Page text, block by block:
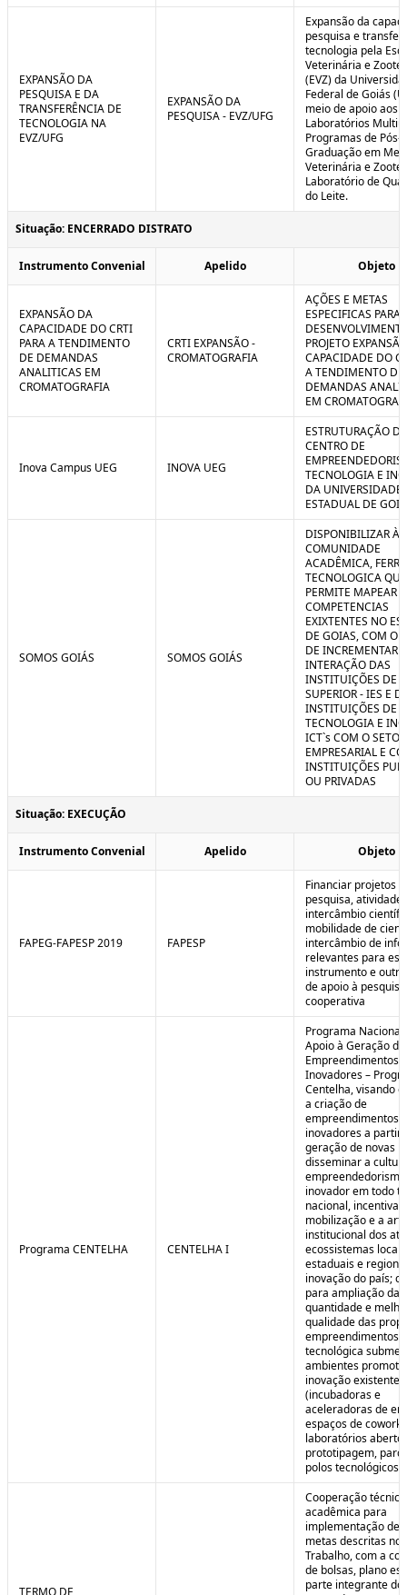
EXPANSÃO DA
PESQUISA E DA
TRANSFERÊNCIA DE
TECNOLOGIA NA
EVZ/UFG
EXPANSÃO DA
PESQUISA - EVZ/UFG
Expansão da
pesquisa e
tecnologia pela
Veterinária e
(EVZ) da
Federal de Goiás
meio de apoio aos
Laboratórios
Programas de Pós-
Graduação em
Veterinária e
Laboratório de
do Leite.
Situação: ENCERRADO DISTRATO
Instrumento Convenial Apelido Objeto
EXPANSÃO DA
CAPACIDADE DO CRTI
PARA A TENDIMENTO
DE DEMANDAS
ANALITICAS EM
CROMATOGRAFIA
CRTI EXPANSÃO -
CROMATOGRAFIA
AÇÕES E METAS
ESPECIFICAS PARA
PROJETO
CAPACIDADE DO
A TENDIMENTO DE
DEMANDAS
EM
Inova Campus UEG INOVA UEG
ESTRUTURAÇÃO
CENTRO DE
TECNOLOGIA E
DA UNIVERSIDADE
ESTADUAL DE
SOMOS GOIÁS SOMOS GOIÁS
DISPONIBILIZAR À
COMUNIDADE
ACADÊMICA,
TECNOLOGICA QUE
PERMITE MAPEAR
COMPETENCIAS
EXIXTENTES NO
DE GOIAS, COM O
DE INCREMENTAR A
INTERAÇÃO DAS
INSTITUIÇÕES DE
SUPERIOR - IES E
INSTITUIÇÕES DE
TECNOLOGIA E
ICT`s COM O SETOR
EMPRESARIAL E
INSTITUIÇÕES
OU PRIVADAS
Situação: EXECUÇÃO
Instrumento Convenial Apelido Objeto
FAPEG-FAPESP 2019 FAPESP
Financiar projetos
pesquisa,
intercâmbio
mobilidade de
intercâmbio de
relevantes para
instrumento e
de apoio à pesquisa
cooperativa
Programa CENTELHA CENTELHA I
Programa Nacional
Apoio à Geração de
Empreendimentos
Inovadores –
Centelha, visando
a criação de
empreendimentos
inovadores a partir
geração de novas
disseminar a
empreendedorismo
inovador em todo
nacional,
mobilização e a
institucional dos
ecossistemas
estaduais e
inovação do país;
para ampliação da
quantidade e
qualidade das
empreendimentos
tecnológica
ambientes
inovação
(incubadoras e
aceleradoras de
espaços de
laboratórios
prototipagem,
polos tecnológicos
TERMO DE
Cooperação
acadêmica para
implementação de
metas descritas no
Trabalho, com a
de bolsas, plano
parte integrante do